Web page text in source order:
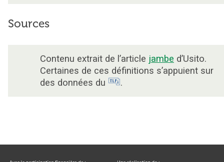
Sources
Contenu extrait de l’article jambe d’Usito.
Certaines de ces définitions s’appuient sur
des données du
.